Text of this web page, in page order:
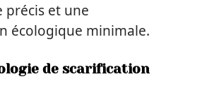
précis et une
écologique minimale.
de scarification